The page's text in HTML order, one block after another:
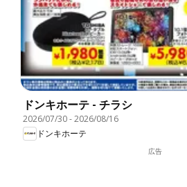
ドンキホーテ - チラシ
2026/07/30-2026/08/16
ドンキホーテ
広告